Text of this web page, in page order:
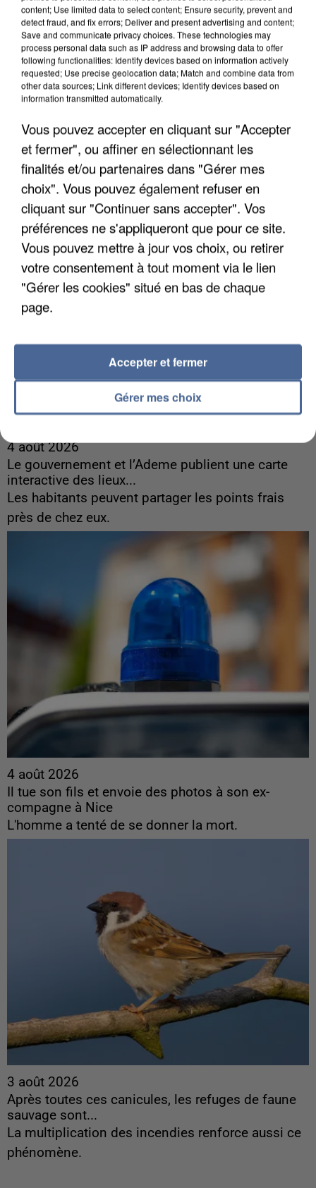
5 août 2026
Une enquête ouverte à Marseille après la
découverte d’un enfant de...
Trois personnes ont été placées en garde à vue.
4 août 2026
Le gouvernement et l’Ademe publient une carte
interactive des lieux...
Les habitants peuvent partager les points frais
près de chez eux.
4 août 2026
Il tue son fils et envoie des photos à son ex-
compagne à Nice
L'homme a tenté de se donner la mort.
3 août 2026
Après toutes ces canicules, les refuges de faune
sauvage sont...
La multiplication des incendies renforce aussi ce
phénomène.
content; Use limited data to select content; Ensure security, prevent and
detect fraud, and fix errors; Deliver and present advertising and content;
Save and communicate privacy choices. These technologies may
process personal data such as IP address and browsing data to offer
following functionalities: Identify devices based on information actively
requested; Use precise geolocation data; Match and combine data from
other data sources; Link different devices; Identify devices based on
information transmitted automatically.
Vous pouvez accepter en cliquant sur "Accepter
et fermer", ou affiner en sélectionnant les
finalités et/ou partenaires dans "Gérer mes
choix". Vous pouvez également refuser en
cliquant sur "Continuer sans accepter". Vos
préférences ne s'appliqueront que pour ce site.
Vous pouvez mettre à jour vos choix, ou retirer
votre consentement à tout moment via le lien
"Gérer les cookies" situé en bas de chaque
page.
Gérer mes choix
Accepter et fermer